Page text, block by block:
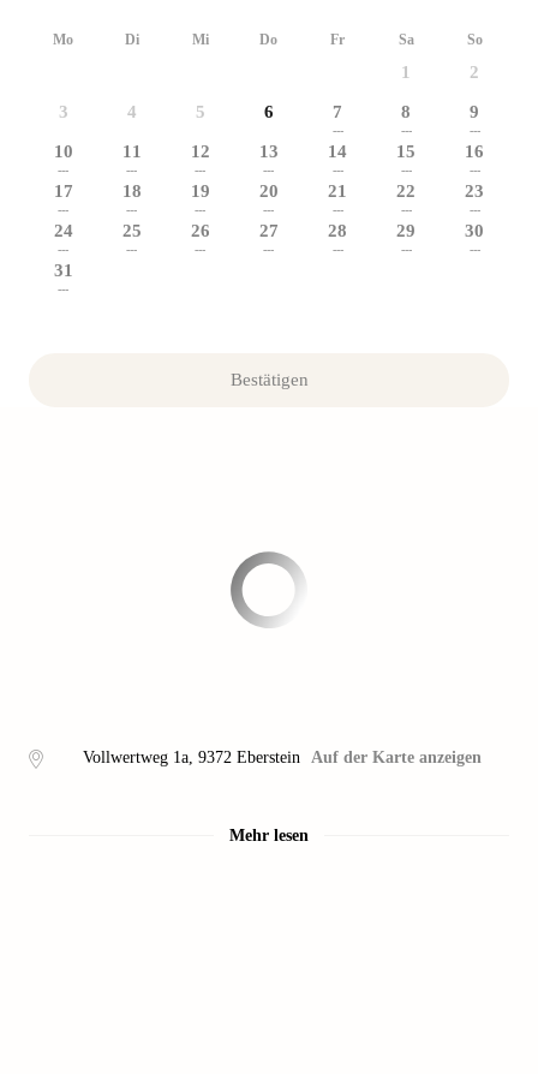
Mo Di Mi Do Fr Sa So
1 2
3 4 5 6 7
---
8
---
9
---
10
---
11
---
12
---
13
---
14
---
15
---
16
---
17
---
18
---
19
---
20
---
21
---
22
---
23
---
24
---
25
---
26
---
27
---
28
---
29
---
30
---
31
---
Bestätigen
Vollwertweg 1a, 9372 Eberstein Auf der Karte anzeigen
Mehr lesen